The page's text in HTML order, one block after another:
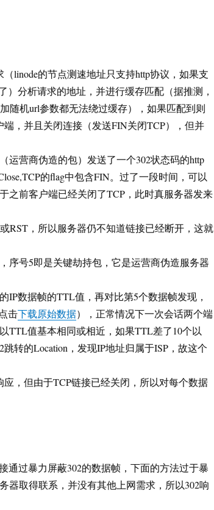
linode的节点测速地址只支持http协议，如果支
）分析请求的地址，并进行缓存匹配（据推测，
随机url参数都无法绕过缓存），如果匹配到则
，并且关闭连接（发送FIN关闭TCP），但并
运营商伪造的包）发送了一个302状态码的http
的flag中包含FIN。过了一段时间，可以
之前客户端已经关闭了TCP，此时真服务器发来
RST，所以服务器仍不知道链接已经断开，这就
序号5即是关键劫持包，它是运营商伪造服务器
IP数据帧的TTL值，再对比第5个数据帧发现，
击下载原始数据），正常情况下一次会话两个端
TTL值基本相同或相近，如果TTL差了10个以
转的Location，发现IP地址归属于ISP，故这个
，但由于TCP链接已经关闭，所以对每个数据
通过暴力屏蔽302的数据帧，下面的方法过于暴
器取得联系，并没有其他上网需求，所以302响